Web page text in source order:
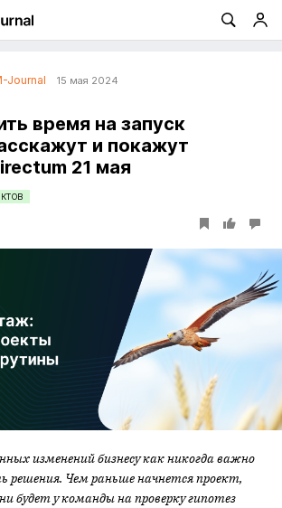
Journal 15 мая 2024
время на запуск
и покажут
21 мая
изменений бизнесу как никогда важно
решения. Чем раньше начнется проект,
будет у команды на проверку гипотез